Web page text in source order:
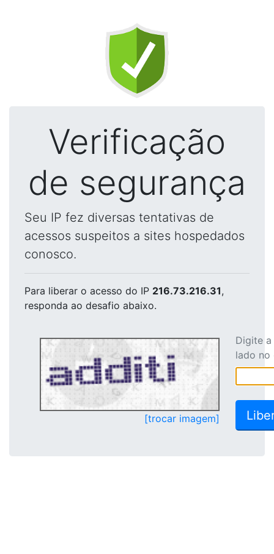
Verificação
de segurança
Seu IP fez diversas tentativas de
acessos suspeitos a sites hospedados
conosco.
Para liberar o acesso do IP 216.73.216.31,
responda ao desafio abaixo.
[trocar imagem]
Digite
lado no